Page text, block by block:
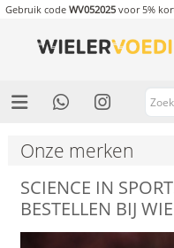
Gebruik code WV052025voor 5%
Onze merken
SCIENCE IN
BESTELLEN BIJ